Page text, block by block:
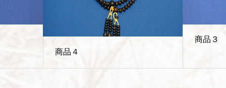
商品４
商品３